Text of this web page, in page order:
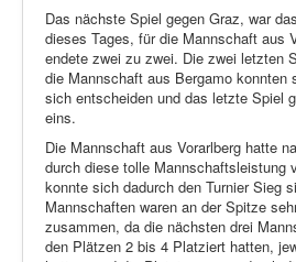
Das nächste Spiel gegen Graz, war
dieses Tages, für die Mannschaft aus
endete zwei zu zwei. Die zwei letzten
die Mannschaft aus Bergamo konnten
sich entscheiden und das letzte Spiel
eins.
Die Mannschaft aus Vorarlberg hatte
durch diese tolle Mannschaftsleistung
konnte sich dadurch den Turnier Sieg
Mannschaften waren an der Spitze
zusammen, da die nächsten drei
den Plätzen 2 bis 4 Platziert hatten,